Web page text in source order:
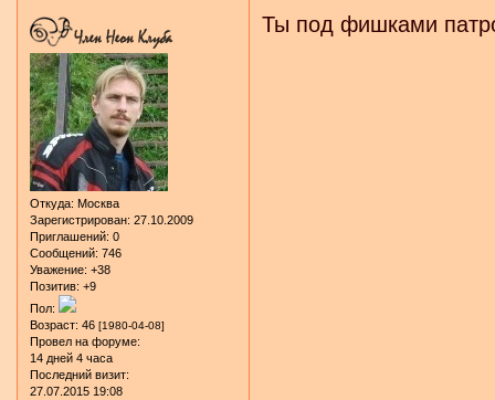
Откуда: Москва
Зарегистрирован: 27.10.2009
Приглашений: 0
Сообщений: 746
Уважение: +38
Позитив: +9
Пол:
Возраст: 46 [1980-04-08]
Провел на форуме:
14 дней 4 часа
Последний визит:
27.07.2015 19:08
Ты под фишками